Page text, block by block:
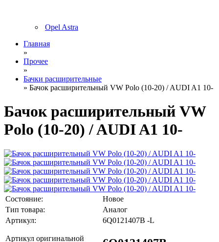
Opel Astra
Главная
»
Прочее
»
Бачки расширительные
» Бачок расширительный VW Polo (10-20) / AUDI A1 10-
Бачок расширительный VW
Polo (10-20) / AUDI A1 10-
Состояние:
Новое
Тип товара:
Аналог
Артикул:
6Q0121407B -L
Артикул оригинальной